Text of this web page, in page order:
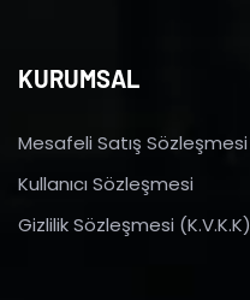
KURUMSAL
Mesafeli Satış Sözleşmesi
Kullanıcı Sözleşmesi
Gizlilik Sözleşmesi (K.V.K.K)